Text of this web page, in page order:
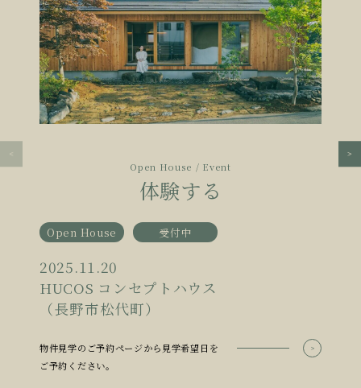
Open House / Event
体験する
Open House 受付中
2025.11.20
HUCOS コンセプトハウス
（長野市松代町）
物件見学のご予約ページから見学希望日を
ご予約ください。